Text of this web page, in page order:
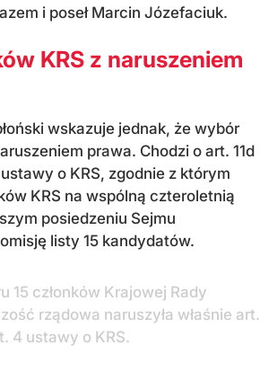
i poseł Marcin Józefaciuk.
KRS z naruszeniem
wskazuje jednak, że wybór
prawa. Chodzi o art. 11d
o KRS, zgodnie z którym
KRS na wspólną czteroletnią
posiedzeniu Sejmu
listy 15 kandydatów.
15 członków Krajowej Rady
rządowa naruszyła właśnie art.
4 ustawy o KRS.